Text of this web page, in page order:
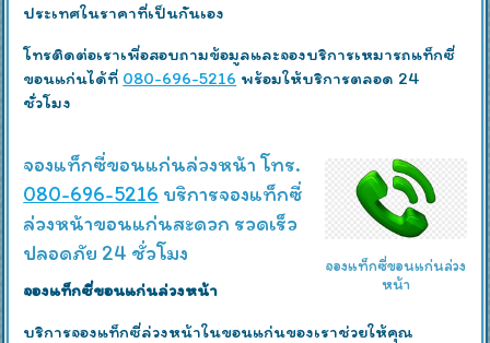
ประเทศในราคาที่เป็นกันเอง
โทรติดต่อเราเพื่อสอบถามข้อมูลและจองบริการเหมารถแท็กซี่
ขอนแก่นได้ที่ 080-696-5216 พร้อมให้บริการตลอด 24
ชั่วโมง
จองแท็กซี่ขอนแก่นล่วง
หน้า
จองแท็กซี่ขอนแก่นล่วงหน้า โทร.
080-696-5216 บริการจองแท็กซี่
ล่วงหน้าขอนแก่นสะดวก รวดเร็ว
ปลอดภัย 24 ชั่วโมง
จองแท็กซี่ขอนแก่นล่วงหน้า
บริการจองแท็กซี่ล่วงหน้าในขอนแก่นของเราช่วยให้คุณ